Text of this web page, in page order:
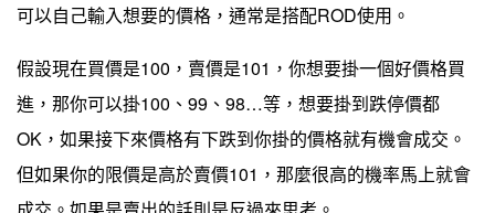
可以自己輸入想要的價格，通常是搭配ROD使用。
假設現在買價是100，賣價是101，你想要掛一個好價格買
進，那你可以掛100、99、98…等，想要掛到跌停價都
OK，如果接下來價格有下跌到你掛的價格就有機會成交。
但如果你的限價是高於賣價101，那麼很高的機率馬上就會